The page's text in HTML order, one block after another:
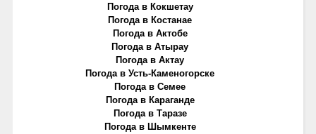
Погода в Кокшетау
Погода в Костанае
Погода в Актобе
Погода в Атырау
Погода в Актау
Погода в Усть-Каменогорске
Погода в Семее
Погода в Караганде
Погода в Таразе
Погода в Шымкенте